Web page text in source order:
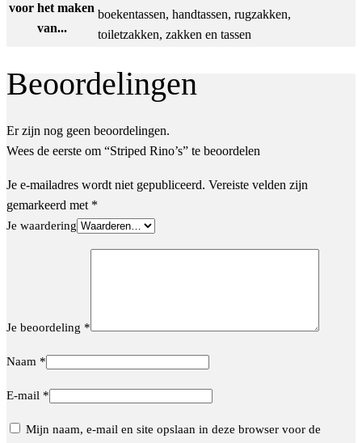
voor het maken
van...
boekentassen, handtassen, rugzakken,
toiletzakken, zakken en tassen
Beoordelingen
Er zijn nog geen beoordelingen.
Wees de eerste om “Striped Rino’s” te beoordelen
Je e-mailadres wordt niet gepubliceerd. Vereiste velden zijn
gemarkeerd met *
Je waardering
Je beoordeling *
Naam *
E-mail *
Mijn naam, e-mail en site opslaan in deze browser voor de